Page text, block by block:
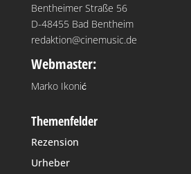
Bentheimer Straße 56
D-48455 Bad Bentheim
redaktion@cinemusic.de
Webmaster:
Marko Ikonić
Themenfelder
Rezension
Urheber